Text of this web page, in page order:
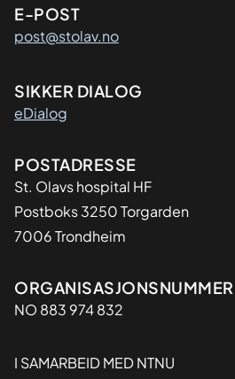
E-POST
post@stolav.no
SIKKER DIALOG
eDialog
Adresse
POSTADRESSE
St. Olavs hospital HF
Postboks 3250 Torgarden
7006 Trondheim
Organisasjon
ORGANISASJONSNUMMER
NO 883 974 832
I SAMARBEID MED NTNU